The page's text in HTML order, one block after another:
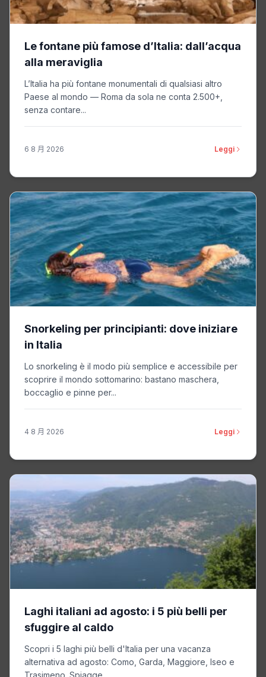
Le fontane più famose d’Italia: dall’acqua
alla meraviglia
L’Italia ha più fontane monumentali di qualsiasi altro
Paese al mondo — Roma da sola ne conta 2.500+,
senza contare...
6 8 月 2026 Leggi
Snorkeling per principianti: dove iniziare
in Italia
Lo snorkeling è il modo più semplice e accessibile per
scoprire il mondo sottomarino: bastano maschera,
boccaglio e pinne per...
4 8 月 2026 Leggi
Laghi italiani ad agosto: i 5 più belli per
sfuggire al caldo
Scopri i 5 laghi più belli d'Italia per una vacanza
alternativa ad agosto: Como, Garda, Maggiore, Iseo e
Trasimeno. Spiagge...